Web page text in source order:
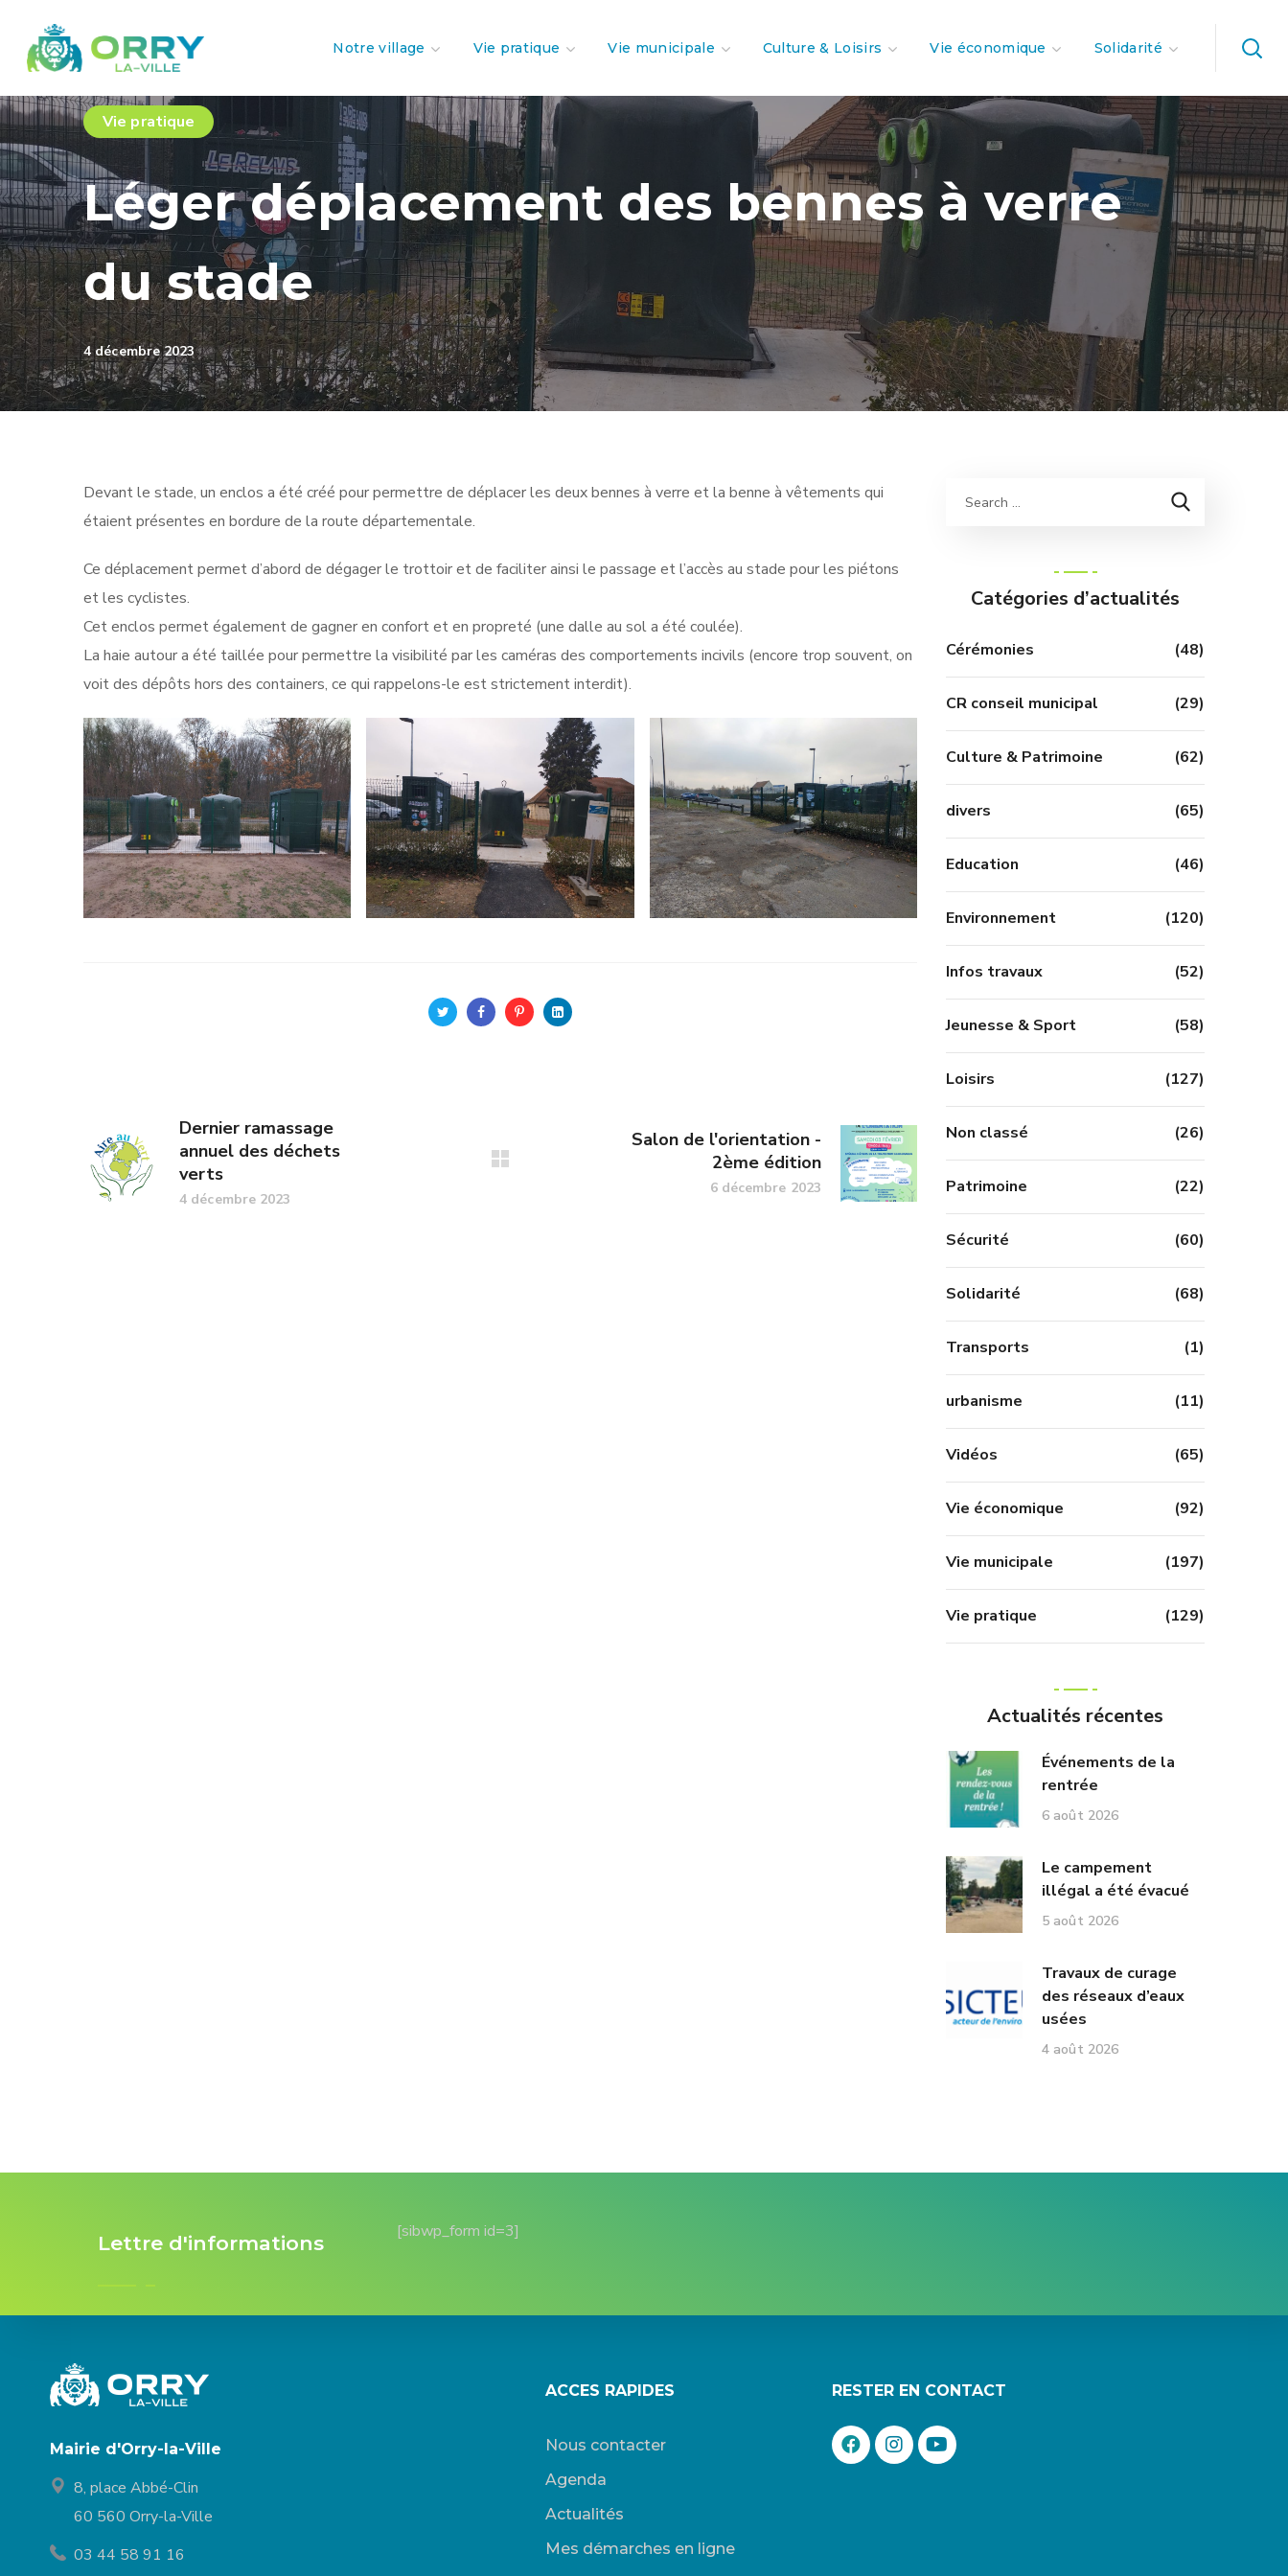
Notre village Vie pratique Vie municipale Culture & Loisirs Vie économique Solidarité
Vie pratique
Léger déplacement des bennes à verre
du stade
4 décembre 2023
Devant le stade, un enclos a été créé pour permettre de déplacer les deux bennes à verre et la benne à vêtements qui
étaient présentes en bordure de la route départementale.
Ce déplacement permet d’abord de dégager le trottoir et de faciliter ainsi le passage et l’accès au stade pour les piétons
et les cyclistes.
Cet enclos permet également de gagner en confort et en propreté (une dalle au sol a été coulée).
La haie autour a été taillée pour permettre la visibilité par les caméras des comportements incivils (encore trop souvent, on
voit des dépôts hors des containers, ce qui rappelons-le est strictement interdit).
Dernier ramassage
annuel des déchets
verts
4 décembre 2023
Salon de l'orientation -
2ème édition
6 décembre 2023
Catégories d’actualités
Cérémonies (48)
CR conseil municipal (29)
Culture & Patrimoine (62)
divers (65)
Education (46)
Environnement (120)
Infos travaux (52)
Jeunesse & Sport (58)
Loisirs (127)
Non classé (26)
Patrimoine (22)
Sécurité (60)
Solidarité (68)
Transports (1)
urbanisme (11)
Vidéos (65)
Vie économique (92)
Vie municipale (197)
Vie pratique (129)
Actualités récentes
Événements de la
rentrée
6 août 2026
Le campement
illégal a été évacué
5 août 2026
Travaux de curage
des réseaux d’eaux
usées
4 août 2026
Lettre d'informations [sibwp_form id=3]
Mairie d'Orry-la-Ville
8, place Abbé-Clin
60 560 Orry-la-Ville
03 44 58 91 16
ACCES RAPIDES
Nous contacter
Agenda
Actualités
Mes démarches en ligne
RESTER EN CONTACT